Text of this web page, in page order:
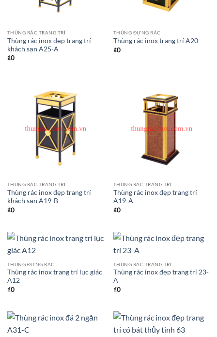
THÙNG RÁC TRANG TRÍ
Thùng rác inox đẹp trang trí
khách sạn A25-A
₫0
THÙNG ĐỰNG RÁC
Thùng rác inox trang trí A20
₫0
THÙNG RÁC TRANG TRÍ
Thùng rác inox đẹp trang trí
khách sạn A19-B
₫0
THÙNG RÁC TRANG TRÍ
Thùng rác inox đẹp trang trí
A19-A
₫0
THÙNG ĐỰNG RÁC
Thùng rác inox trang trí lục giác
A12
₫0
THÙNG RÁC TRANG TRÍ
Thùng rác inox đẹp trang trí 23-
A
₫0